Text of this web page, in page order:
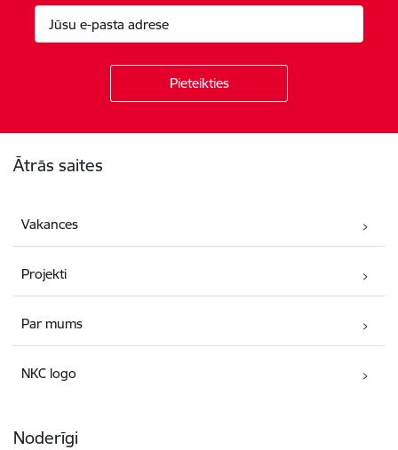
Ātrās saites
Vakances
Projekti
Par mums
NKC logo
Noderīgi